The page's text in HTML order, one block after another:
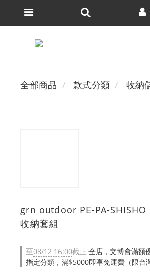
全部商品 款式分類 收納
grn outdoor PE-PA-SHISHO
收納套組
至08/12 16:00截止 全店，文博會滿額
指定分類，滿$5000即享免運費（限台